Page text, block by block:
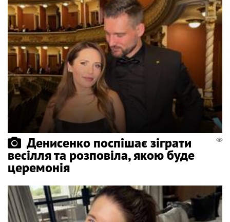
Денисенко поспішає зіграти
весілля та розповіла, якою буде
церемонія